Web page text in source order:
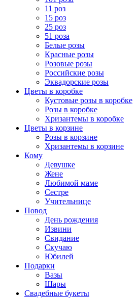
11 роз
15 роз
25 роз
51 роза
Белые розы
Красные розы
Розовые розы
Российские розы
Эквадорские розы
Цветы в коробке
Кустовые розы в коробке
Розы в коробке
Хризантемы в коробке
Цветы в корзине
Розы в корзине
Хризантемы в корзине
Кому
Девушке
Жене
Любимой маме
Сестре
Учительнице
Повод
День рождения
Извини
Свидание
Скучаю
Юбилей
Подарки
Вазы
Шары
Свадебные букеты